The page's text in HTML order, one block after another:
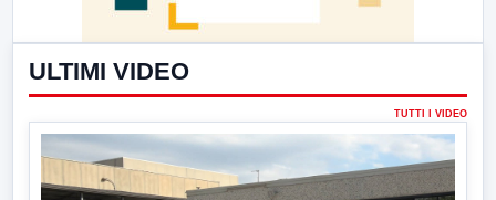
ULTIMI VIDEO
TUTTI I VIDEO